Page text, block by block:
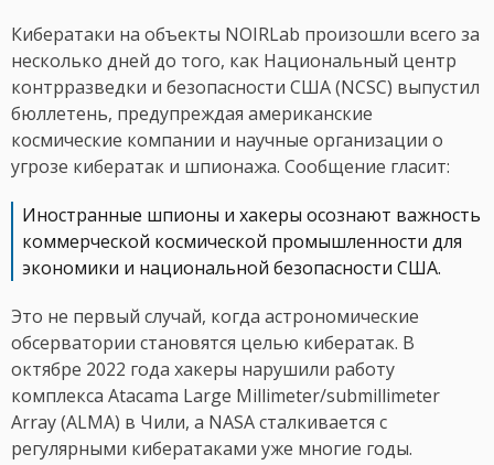
Кибератаки на объекты NOIRLab произошли всего за
несколько дней до того, как Национальный центр
контрразведки и безопасности США (NCSC) выпустил
бюллетень, предупреждая американские
космические компании и научные организации о
угрозе кибератак и шпионажа. Сообщение гласит:
Иностранные шпионы и хакеры осознают важность
коммерческой космической промышленности для
экономики и национальной безопасности США.
Это не первый случай, когда астрономические
обсерватории становятся целью кибератак. В
октябре 2022 года хакеры нарушили работу
комплекса Atacama Large Millimeter/submillimeter
Array (ALMA) в Чили, а NASA сталкивается с
регулярными кибератаками уже многие годы.